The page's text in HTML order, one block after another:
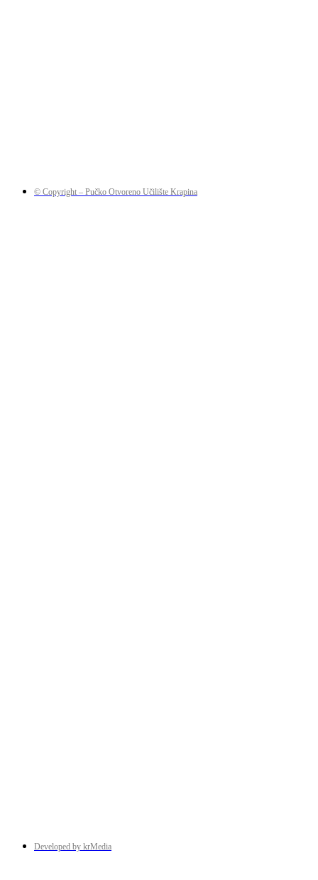
© Copyright – Pučko Otvoreno Učilište Krapina
Developed by krMedia